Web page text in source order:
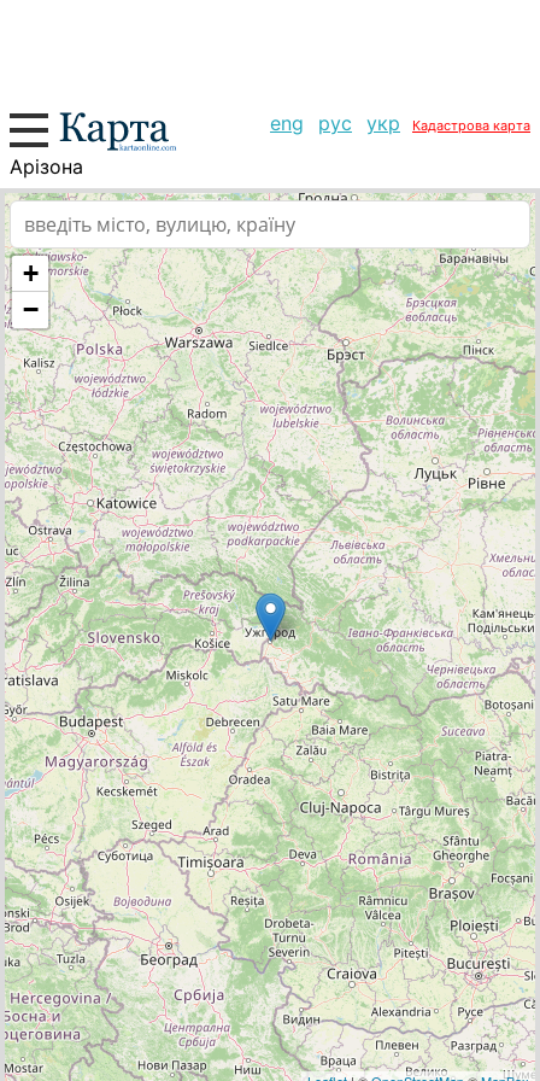
eng рус укр Кадастрова карта
Арізона
+
−